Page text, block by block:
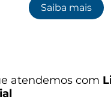
Saiba mais
atendemos com